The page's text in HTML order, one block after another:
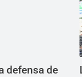
defensa de